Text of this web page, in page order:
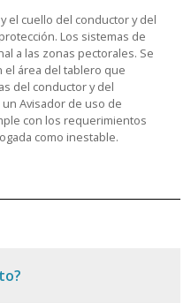
el cuello del conductor y del
Los sistemas de
a las zonas pectorales. Se
área del tablero que
del conductor y del
Avisador de uso de
con los requerimientos
como inestable.